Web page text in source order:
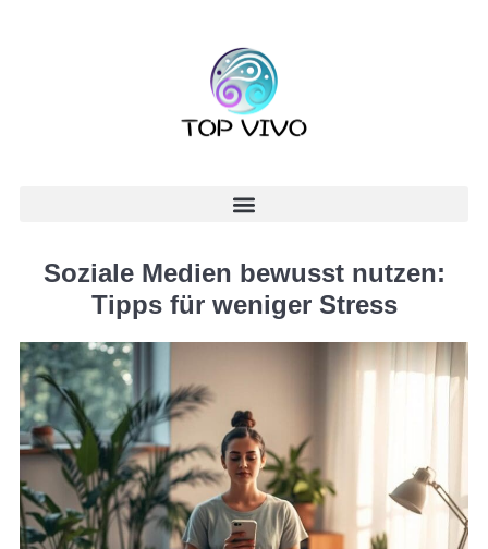
Soziale Medien bewusst nutzen:
Tipps für weniger Stress